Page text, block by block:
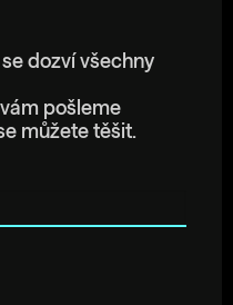
dozví všechny
pošleme
můžete těšit.